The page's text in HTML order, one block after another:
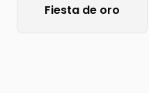
Fiesta de oro